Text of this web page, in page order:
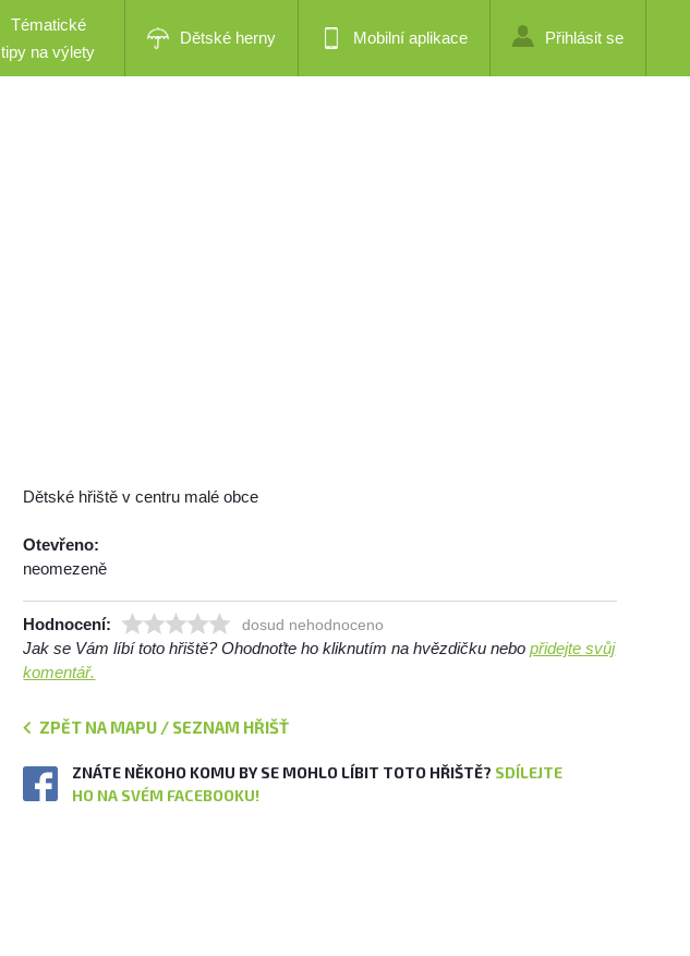
Tématické
tipy na výlety
Dětské herny Mobilní aplikace Přihlásit se
Dětské hřiště v centru malé obce
Otevřeno:
neomezeně
Hodnocení: dosud nehodnoceno
Jak se Vám líbí toto hřiště? Ohodnoťte ho kliknutím na hvězdičku nebopřidejte svůj
komentář.
ZPĚT NA MAPU / SEZNAM HŘIŠŤ
ZNÁTE NĚKOHO KOMU BY SE MOHLO LÍBIT TOTO HŘIŠTĚ? SDÍLEJTE
HO NA SVÉM FACEBOOKU!